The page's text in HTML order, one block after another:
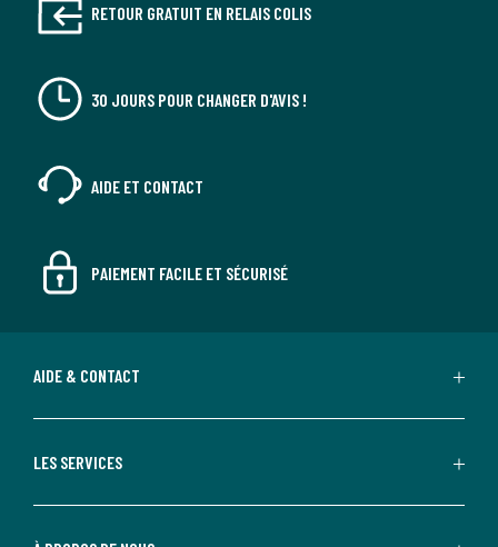
RETOUR GRATUIT EN RELAIS COLIS
30 JOURS POUR CHANGER D'AVIS !
AIDE ET CONTACT
PAIEMENT FACILE ET SÉCURISÉ
AIDE & CONTACT
LES SERVICES